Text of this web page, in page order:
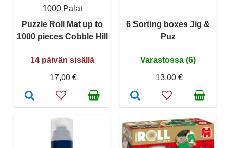
1000 Palat
Puzzle Roll Mat up to
1000 pieces Cobble Hill
14 päivän sisällä
17,00 €
6 Sorting boxes Jig &
Puz
Varastossa (6)
13,00 €